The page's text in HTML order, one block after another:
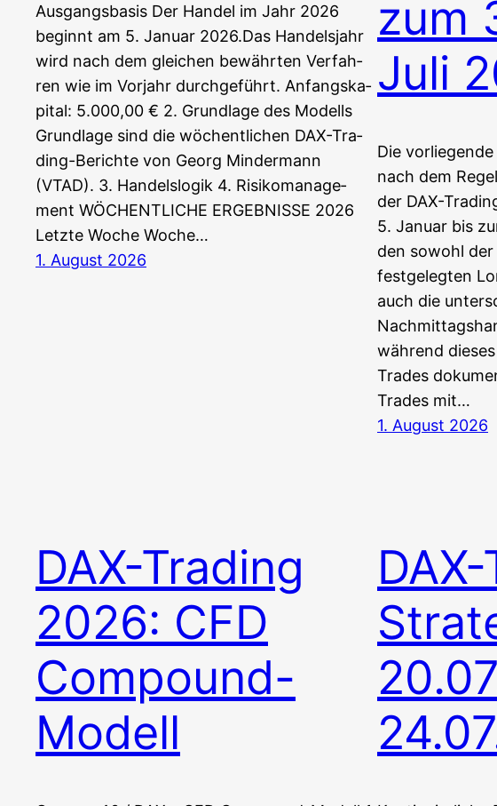
Aus­gangs­ba­sis Der Han­del im Jahr 2026
beginnt am 5. Janu­ar 2026.Das Han­dels­jahr
wird nach dem glei­chen bewähr­ten Ver­fah­
ren wie im Vor­jahr durchgeführt. Anfangs­ka­
pi­tal: 5.000,00 € 2. Grund­la­ge des Modells
Grund­la­ge sind die wöchent­li­chen DAX-Tra­
ding-Berich­te von Georg Min­der­mann
(VTAD). 3. Han­dels­lo­gik 4. Risi­ko­ma­nage­
ment WÖCHENTLICHE ERGEBNISSE 2026
Letz­te Woche Woche…
1. August 2026
zum
Juli
Die
nach dem
der DAX-
5. Janu­ar bis
den sowohl
fest­ge­leg­ten
auch die
wäh­rend
Trades
Trades mit…
1. August 2026
DAX-Trading
2026: CFD
Compound-
Modell